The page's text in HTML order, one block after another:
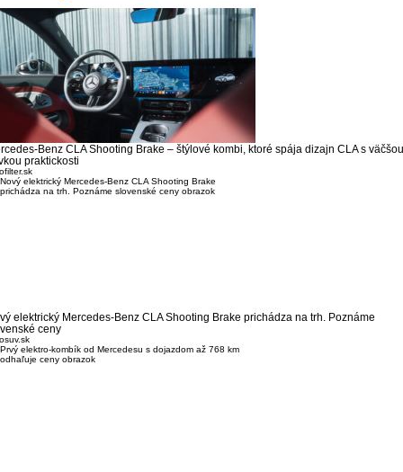
Benz CLA Shooting Brake – štýlové kombi, ktoré spája dizajn CLA s väčšou
praktickosti
elektrický Mercedes-Benz CLA Shooting Brake prichádza na trh. Poznáme
ceny